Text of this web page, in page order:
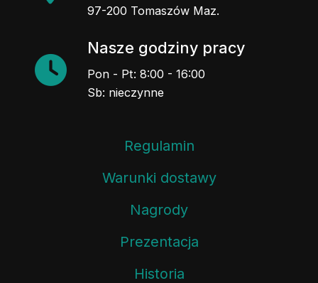
97-200 Tomaszów Maz.
Nasze godziny pracy
Pon - Pt: 8:00 - 16:00
Sb: nieczynne
Regulamin
Warunki dostawy
Nagrody
Prezentacja
Historia